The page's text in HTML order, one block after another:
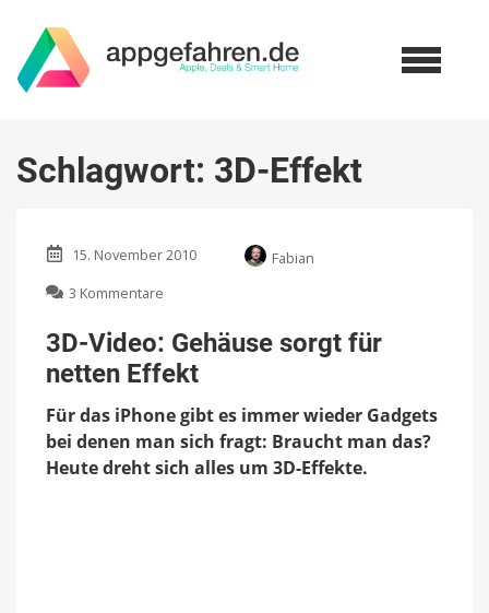
Schlagwort: 3D-Effekt
15. November 2010
Fabian
3 Kommentare
Video:
Gehäuse
sorgt
netten
Effekt
3D-Video: Gehäuse sorgt für
netten Effekt
Für das iPhone gibt es immer wieder Gadgets
bei denen man sich fragt: Braucht man das?
Heute dreht sich alles um 3D-Effekte.